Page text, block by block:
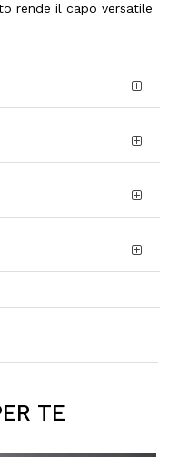
rende il capo versatile
TE